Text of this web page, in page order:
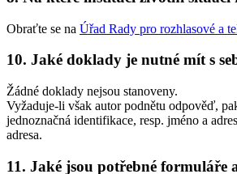
Obraťte se na Úřad Rady pro rozhlasové a
10. Jaké doklady je nutné mít s
Žádné doklady nejsou stanoveny.
Vyžaduje-li však autor podnětu odpověď,
jednoznačná identifikace, resp. jméno a
adresa.
11. Jaké jsou potřebné formuláře